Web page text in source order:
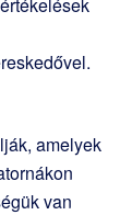
amelyek
van